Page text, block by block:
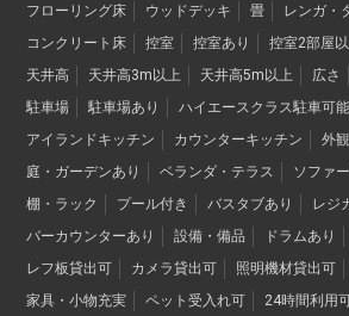
フローリング床
ウッドデッキ 畳
レンガ・
コンクリート床
控室 控室あり 控室2部屋
天井高
天井高3m以上 天井高5m以上 広さ
駐車場
駐車場あり
ハイエースクラス駐車可能
アイランドキッチン
カウンターキッチン
外
庭・ガーデンあり
ベランダ・テラス
ソファ
棚・ラック
プール付き バスタブあり
レジ
バーカウンターあり
設備・備品 ドラムあり
レフ板貸出可
カメラ貸出可 照明機材貸出可
家具・小物充実
ペット受入れ可
24時間利用